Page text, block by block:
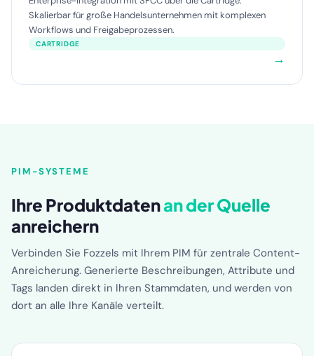
Skalierbar für große Handelsunternehmen mit komplexen
Workflows und Freigabeprozessen.
CARTRIDGE
→
PIM-SYSTEME
Ihre Produktdatenan der Quelle
anreichern
Verbinden Sie Fozzels mit Ihrem PIM für zentrale Content-
Anreicherung. Generierte Beschreibungen, Attribute und
Tags landen direkt in Ihren Stammdaten, und werden von
dort an alle Ihre Kanäle verteilt.